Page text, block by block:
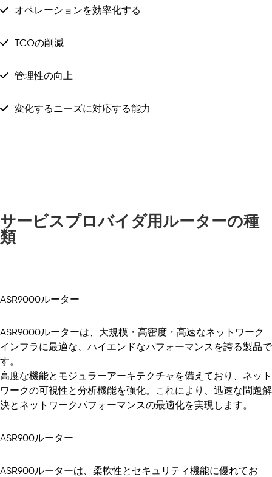
オペレーションを効率化する
TCOの削減
管理性の向上
変化するニーズに対応する能力
サービスプロバイダ用ルーターの種
類
ASR9000ルーター
ASR9000ルーターは、大規模・高密度・高速なネットワーク
インフラに最適な、ハイエンドなパフォーマンスを誇る製品で
す。
高度な機能とモジュラーアーキテクチャを備えており、ネット
ワークの可視性と分析機能を強化。これにより、迅速な問題解
決とネットワークパフォーマンスの最適化を実現します。
ASR900ルーター
ASR900ルーターは、柔軟性とセキュリティ機能に優れてお